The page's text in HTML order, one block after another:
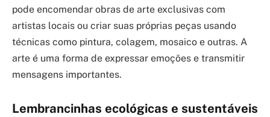
pode encomendar obras de arte exclusivas com
artistas locais ou criar suas próprias peças usando
técnicas como pintura, colagem, mosaico e outras. A
arte é uma forma de expressar emoções e transmitir
mensagens importantes.
Lembrancinhas ecológicas e sustentáveis